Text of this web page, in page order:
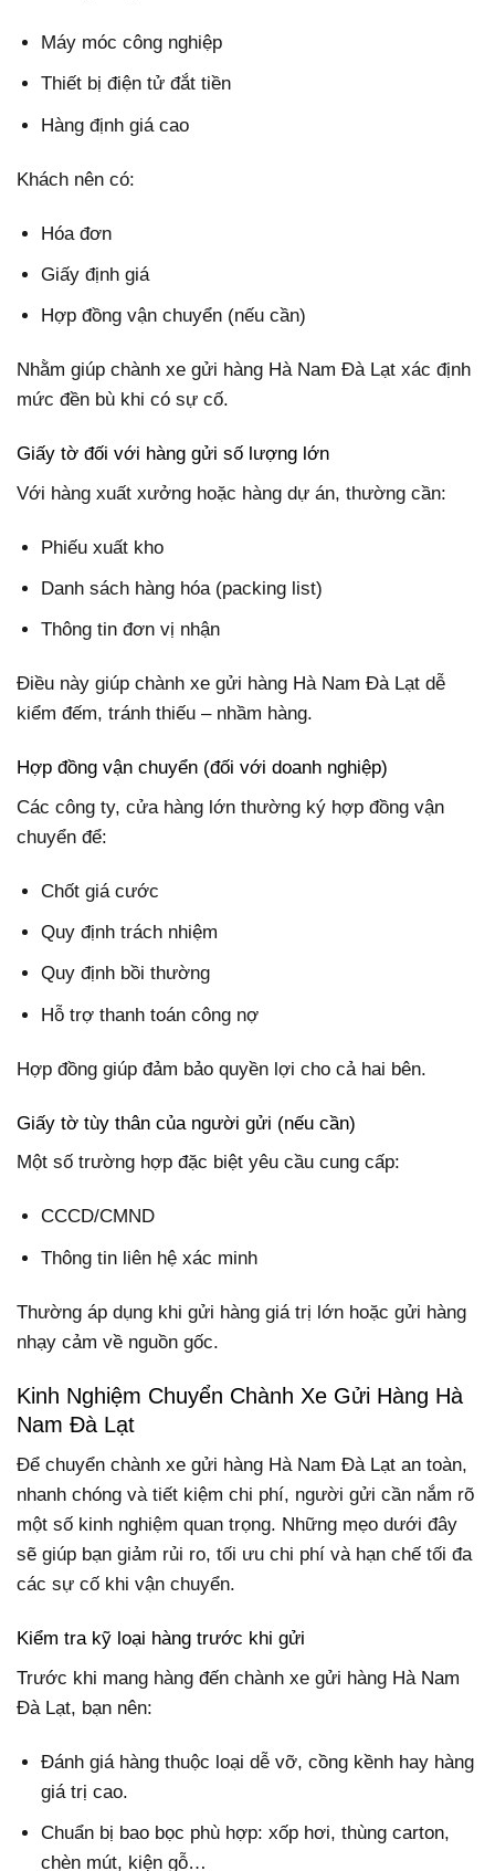
Máy móc công nghiệp
Thiết bị điện tử đắt tiền
Hàng định giá cao
Khách nên có:
Hóa đơn
Giấy định giá
Hợp đồng vận chuyển (nếu cần)
Nhằm giúp chành xe gửi hàng Hà Nam Đà Lạt xác định
mức đền bù khi có sự cố.
Giấy tờ đối với hàng gửi số lượng lớn
Với hàng xuất xưởng hoặc hàng dự án, thường cần:
Phiếu xuất kho
Danh sách hàng hóa (packing list)
Thông tin đơn vị nhận
Điều này giúp chành xe gửi hàng Hà Nam Đà Lạt dễ
kiểm đếm, tránh thiếu – nhầm hàng.
Hợp đồng vận chuyển (đối với doanh nghiệp)
Các công ty, cửa hàng lớn thường ký hợp đồng vận
chuyển để:
Chốt giá cước
Quy định trách nhiệm
Quy định bồi thường
Hỗ trợ thanh toán công nợ
Hợp đồng giúp đảm bảo quyền lợi cho cả hai bên.
Giấy tờ tùy thân của người gửi (nếu cần)
Một số trường hợp đặc biệt yêu cầu cung cấp:
CCCD/CMND
Thông tin liên hệ xác minh
Thường áp dụng khi gửi hàng giá trị lớn hoặc gửi hàng
nhạy cảm về nguồn gốc.
Kinh Nghiệm Chuyển Chành Xe Gửi Hàng Hà
Nam Đà Lạt
Để chuyển chành xe gửi hàng Hà Nam Đà Lạt an toàn,
nhanh chóng và tiết kiệm chi phí, người gửi cần nắm rõ
một số kinh nghiệm quan trọng. Những mẹo dưới đây
sẽ giúp bạn giảm rủi ro, tối ưu chi phí và hạn chế tối đa
các sự cố khi vận chuyển.
Kiểm tra kỹ loại hàng trước khi gửi
Trước khi mang hàng đến chành xe gửi hàng Hà Nam
Đà Lạt, bạn nên:
Đánh giá hàng thuộc loại dễ vỡ, cồng kềnh hay hàng
giá trị cao.
Chuẩn bị bao bọc phù hợp: xốp hơi, thùng carton,
chèn mút, kiện gỗ…